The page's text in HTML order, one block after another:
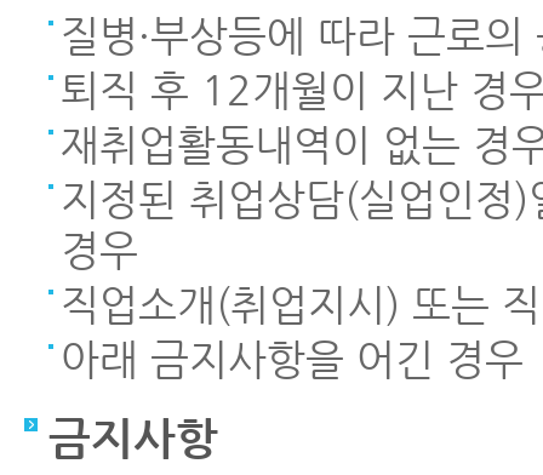
질병·부상등에 따라 근로
퇴직 후 12개월이 지난 경
재취업활동내역이 없는 경
지정된 취업상담(실업인정
경우
직업소개(취업지시) 또는
아래 금지사항을 어긴 경우
금지사항